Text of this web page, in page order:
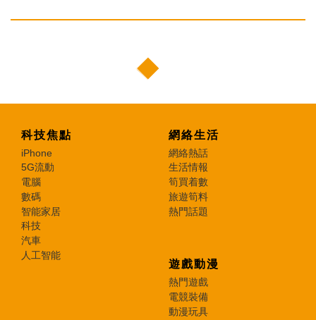
科技焦點
iPhone
5G流動
電腦
數碼
智能家居
科技
汽車
人工智能
網絡生活
網絡熱話
生活情報
筍買着數
旅遊筍料
熱門話題
遊戲動漫
熱門遊戲
電競裝備
動漫玩具